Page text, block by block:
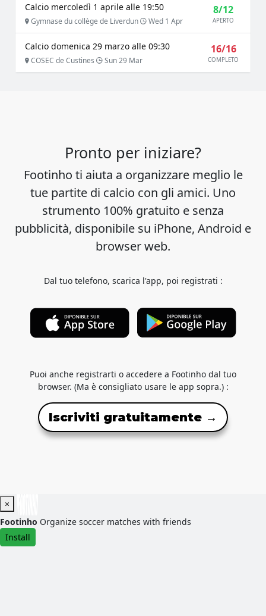
Calcio mercoledì 1 aprile alle 19:50
Gymnase du collège de Liverdun Wed 1 Apr
8/12
APERTO
Calcio domenica 29 marzo alle 09:30
COSEC de Custines Sun 29 Mar
16/16
COMPLETO
Pronto per iniziare?
Footinho ti aiuta a organizzare meglio le
tue partite di calcio con gli amici. Uno
strumento 100% gratuito e senza
pubblicità, disponibile su iPhone, Android e
browser web.
Dal tuo telefono, scarica l'app, poi registrati :
Puoi anche registrarti o accedere a Footinho dal tuo
browser. (Ma è consigliato usare le app sopra.) :
Iscriviti gratuitamente →
×
Footinho Organize soccer matches with friends
Install